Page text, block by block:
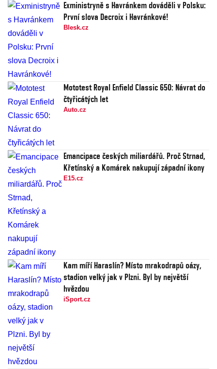
Exministryně s Havránkem dováděli v Polsku:
První slova Decroix i Havránkové!
Blesk.cz
Mototest Royal Enfield Classic 650: Návrat do
čtyřicátých let
Auto.cz
Emancipace českých miliardářů. Proč Strnad,
Křetínský a Komárek nakupují západní ikony
E15.cz
Kam míří Haraslín? Místo mrakodrapů oázy,
stadion velký jak v Plzni. Byl by největší
hvězdou
iSport.cz